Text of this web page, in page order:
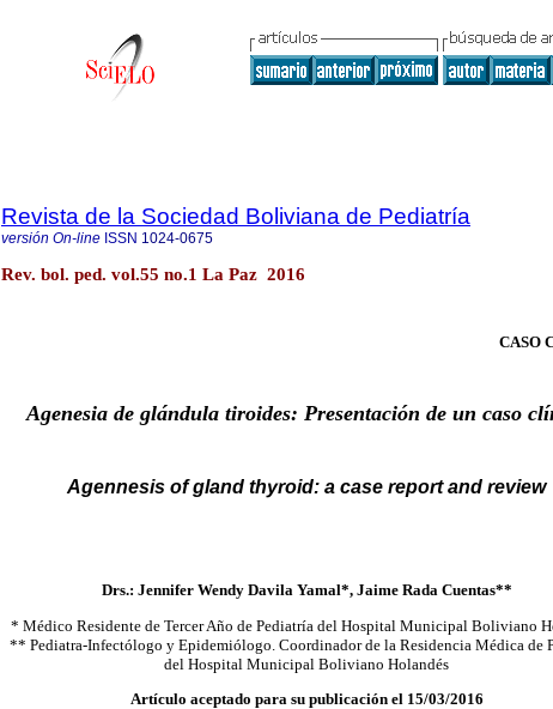
Revista de la Sociedad Boliviana de Pediatría
versión On-line ISSN 1024-0675
Rev. bol. ped. vol.55 no.1 La Paz 2016
CASO
Agenesia de glándula tiroides: Presentación de un caso
Agennesis of gland thyroid: a case report and review
Drs.: Jennifer Wendy Davila Yamal*, Jaime Rada Cuentas**
* Médico Residente de Tercer Año de Pediatría del Hospital Municipal Boliviano
** Pediatra-Infectólogo y Epidemiólogo. Coordinador de la Residencia Médica de
del Hospital Municipal Boliviano Holandés
Artículo aceptado para su publicación el 15/03/2016